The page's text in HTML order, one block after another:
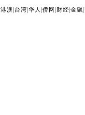
|港澳 台湾 |华人 |侨网 财经 |金融 |